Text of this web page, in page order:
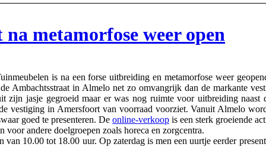
metamorfose weer open
is na een forse uitbreiding en metamorfose weer
Ambachtsstraat in Almelo net zo omvangrijk dan de markante
zijn jasje gegroeid maar er was nog ruimte voor uitbreiding naast
vestiging in Amersfoort van voorraad voorziet. Vanuit Almelo
goed te presenteren. De online-verkoop is een sterk groeiende
andere doelgroepen zoals horeca en zorgcentra.
10.00 tot 18.00 uur. Op zaterdag is men een uurtje eerder